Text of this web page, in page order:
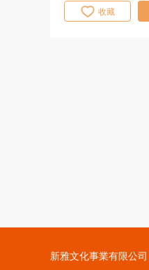
收藏
新雅文化事業有限公司